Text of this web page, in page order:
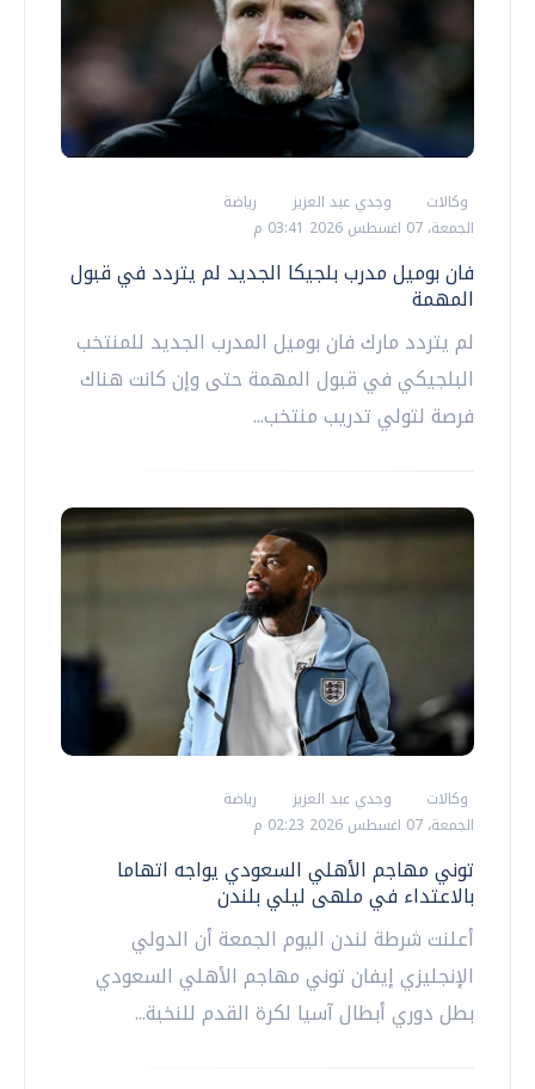
وكالات وجدي عبد العزيز
رياضة
الجمعة، 07 اغسطس 2026 03:41 م
فان بوميل مدرب بلجيكا الجديد لم يتردد في قبول
المهمة
لم يتردد مارك فان بوميل المدرب الجديد للمنتخب
البلجيكي في قبول المهمة حتى وإن كانت هناك
فرصة لتولي تدريب منتخب...
وكالات وجدي عبد العزيز
رياضة
الجمعة، 07 اغسطس 2026 02:23 م
توني مهاجم الأهلي السعودي يواجه اتهاما
بالاعتداء في ملهى ليلي بلندن
أعلنت شرطة لندن اليوم الجمعة أن الدولي
الإنجليزي إيفان ‌توني مهاجم الأهلي السعودي
بطل دوري أبطال آسيا لكرة القدم للنخبة...